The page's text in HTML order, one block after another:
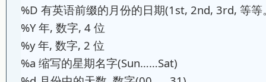
%D 有英语前缀的月份的日期(1st, 2nd, 3rd, 等
%Y 年, 数字, 4 位
%y 年, 数字, 2 位
%a 缩写的星期名字(Sun……Sat)